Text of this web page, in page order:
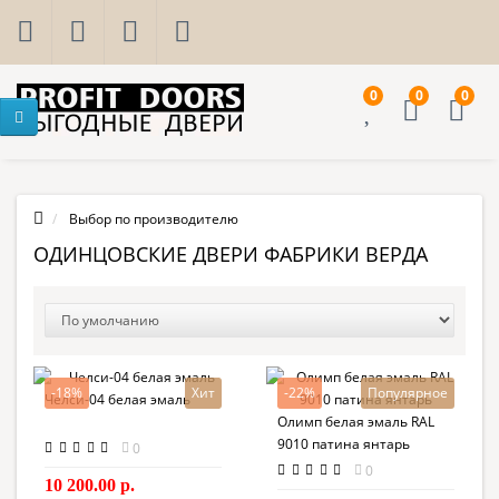
0 0 0
Выбор по производителю
ОДИНЦОВСКИЕ ДВЕРИ ФАБРИКИ ВЕРДА
-18% Хит
Челси-04 белая эмаль
0
10 200.00 р.
-22%
Популярное
Олимп белая эмаль RAL
9010 патина янтарь
0